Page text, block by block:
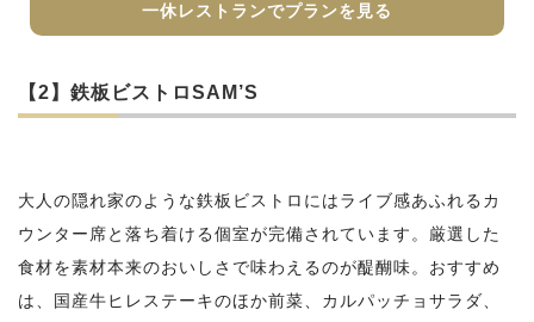
一休レストランでプランを見る
【2】鉄板ビストロSAM’S
大人の隠れ家のような鉄板ビストロにはライブ感あふれるカ
ウンター席と落ち着ける個室が完備されています。厳選した
食材を素材本来のおいしさで味わえるのが醍醐味。おすすめ
は、国産牛ヒレステーキのほか前菜、カルパッチョサラダ、